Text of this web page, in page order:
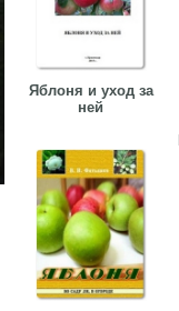
Яблоня и уход за
ней